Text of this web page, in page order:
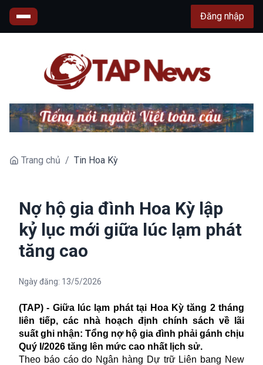
Đăng nhập
Trang chủ / Tin Hoa Kỳ
Nợ hộ gia đình Hoa Kỳ lập
kỷ lục mới giữa lúc lạm phát
tăng cao
Ngày đăng: 13/5/2026
(TAP) - Giữa lúc lạm phát tại Hoa Kỳ tăng 2 tháng
liên tiếp, các nhà hoạch định chính sách về lãi
suất ghi nhận: Tổng nợ hộ gia đình phải gánh chịu
Quý I/2026 tăng lên mức cao nhất lịch sử.
Theo báo cáo do Ngân hàng Dự trữ Liên bang New